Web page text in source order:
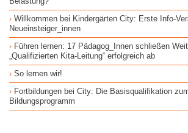
Willkommen bei Kindergärten City: Erste Info-
Neueinsteiger_innen
Führen lernen: 17 Pädagog_Innen schließen
„Qualifizierten Kita-Leitung“ erfolgreich ab
So lernen wir!
Fortbildungen bei City: Die Basisqualifikation
Bildungsprogramm